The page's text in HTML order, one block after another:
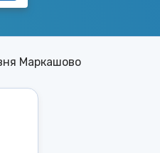
Маркашово